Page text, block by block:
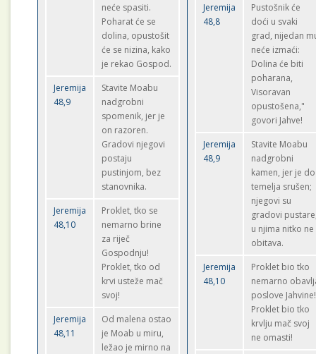
neće spasiti.
Poharat će se
dolina, opustošit
će se nizina, kako
je rekao Gospod.
Jeremija
48,9
Stavite Moabu
nadgrobni
spomenik, jer je
on razoren.
Gradovi njegovi
postaju
pustinjom, bez
stanovnika.
Jeremija
48,10
Proklet, tko se
nemarno brine
za riječ
Gospodnju!
Proklet, tko od
krvi usteže mač
svoj!
Jeremija
48,11
Od malena ostao
je Moab u miru,
ležao je mirno na
Jeremija
48,8
Pustošnik će
doći u svaki
grad, nijedan
neće izmaći:
Dolina će biti
poharana,
Visoravan
opustošena,"
govori Jahve!
Jeremija
48,9
Stavite Moabu
nadgrobni
kamen, jer je do
temelja srušen;
njegovi su
gradovi
u njima nitko ne
obitava.
Jeremija
48,10
Proklet bio tko
nemarno
poslove Jahvine!
Proklet bio tko
krvlju mač svoj
ne omasti!